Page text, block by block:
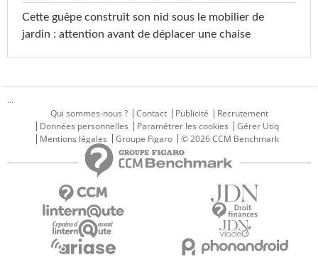
Cette guêpe construit son nid sous le mobilier de
jardin : attention avant de déplacer une chaise
...
Qui sommes-nous ?
Contact Publicité
Recrutement
Données personnelles
Paramétrer les cookies
Gérer Utiq
Mentions légales
Groupe Figaro © 2026 CCM Benchmark